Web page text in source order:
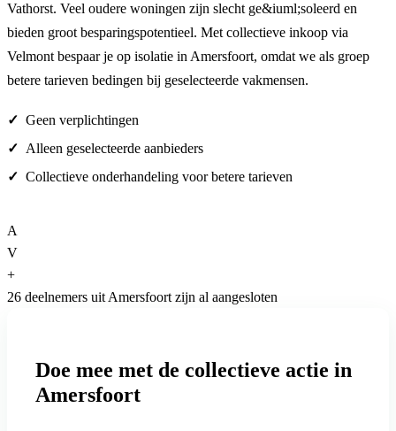
Vathorst. Veel oudere woningen zijn slecht ge&iuml;soleerd en
bieden groot besparingspotentieel. Met collectieve inkoop via
Velmont bespaar je op isolatie in Amersfoort, omdat we als groep
betere tarieven bedingen bij geselecteerde vakmensen.
Geen verplichtingen
Alleen geselecteerde aanbieders
Collectieve onderhandeling voor betere tarieven
A
V
+
26 deelnemers uit Amersfoort zijn al aangesloten
Doe mee met de collectieve actie in
Amersfoort